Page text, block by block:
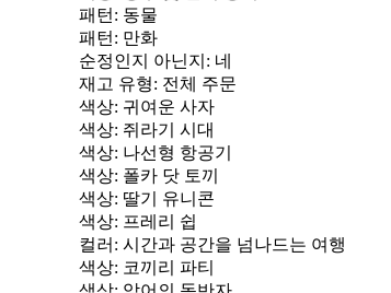
패턴 : 동물
패턴 : 만화
순정인지 아닌지 : 네
재고 유형: 전체 주문
색상: 귀여운 사자
색상: 쥐라기 시대
색상: 나선형 항공기
색상: 폴카 닷 토끼
색상: 딸기 유니콘
색상: 프레리 쉽
컬러 : 시간과 공간을 넘나드는 여행
색상: 코끼리 파티